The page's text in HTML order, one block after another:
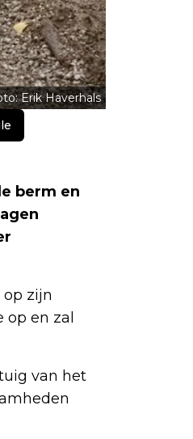
Erik Haverhals
berm en
zijn
op en zal
van het